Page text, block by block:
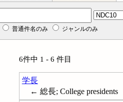
普通件名のみ ジャンルのみ
6件中 1 - 6 件目
学長
← 総長; College presidents